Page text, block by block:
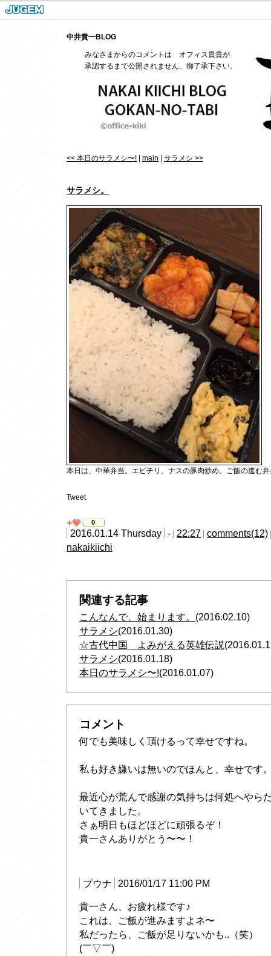
中井貴一BLOG
みなさまからのコメントは オフィス貴貴が
承認するまで公開されません。御了承下さい。
<< 本日のサラメシ〜! main サラメシ >>
サラメシ。
本日は、中華弁当。エビチリ、ナスの豚肉炒め。ご飯の進む
Tweet
0
2016.01.14 Thursday - 22:27 comments(12)
nakaikiichi
関連する記事
こんなんで、始まります。 (2016.02.10)
サラメシ(2016.01.30)
☆古代中国 よみがえる英雄伝説
サラメシ(2016.01.18)
本日のサラメシ〜!(2016.01.07)
コメント
何でも美味しく頂けるって幸せですね。
私も好き嫌いは無いのでほんと、幸せです
最近心が荒んで感謝の気持ちは何処へやら
いてきました。
さぁ明日もほどほどに頑張るぞ！
貴一さんありがとう〜〜！
プウナ 2016/01/17 11:00 PM
貴一さん、お疲れ様です♪
これは、ご飯が進みますよネ〜
私だったら、ご飯が足りないかも..（笑）
(￣▽￣)